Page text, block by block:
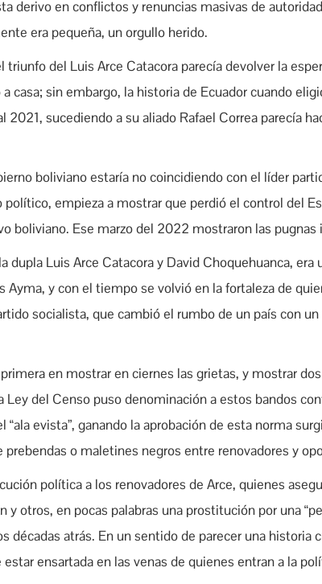
derivo en conflictos y renuncias masivas de
era pequeña, un orgullo herido.
del Luis Arce Catacora parecía devolver la
casa; sin embargo, la historia de Ecuador cuando
2021, sucediendo a su aliado Rafael Correa parecía
boliviano estaría no coincidiendo con el líder
empieza a mostrar que perdió el control del
boliviano. Ese marzo del 2022 mostraron las pugnas
dupla Luis Arce Catacora y David Choquehuanca, era
Ayma, y con el tiempo se volvió en la fortaleza de
socialista, que cambió el rumbo de un país con
en mostrar en ciernes las grietas, y mostrar
Ley del Censo puso denominación a estos bandos
“ala evista”, ganando la aprobación de esta norma
prebendas o maletines negros entre renovadores y
política a los renovadores de Arce, quienes
otros, en pocas palabras una prostitución por una
décadas atrás. En un sentido de parecer una historia
ensartada en las venas de quienes entran a la